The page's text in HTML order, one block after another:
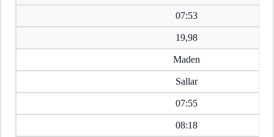
07:53
19,98
Maden
Sallar
07:55
08:18